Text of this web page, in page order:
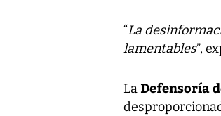
“La
lamentables”,
La Defensoría